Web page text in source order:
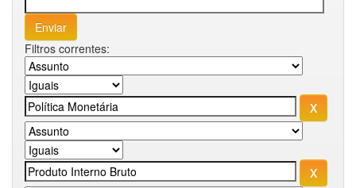
Filtros correntes: